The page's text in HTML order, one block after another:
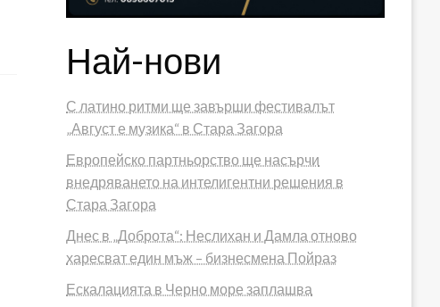
Най-нови
С латино ритми ще завърши фестивалът
„Август е музика“ в Стара Загора
Европейско партньорство ще насърчи
внедряването на интелигентни решения в
Стара Загора
Днес в „Доброта“: Неслихан и Дамла отново
харесват един мъж – бизнесмена Пойраз
Ескалацията в Черно море заплашва